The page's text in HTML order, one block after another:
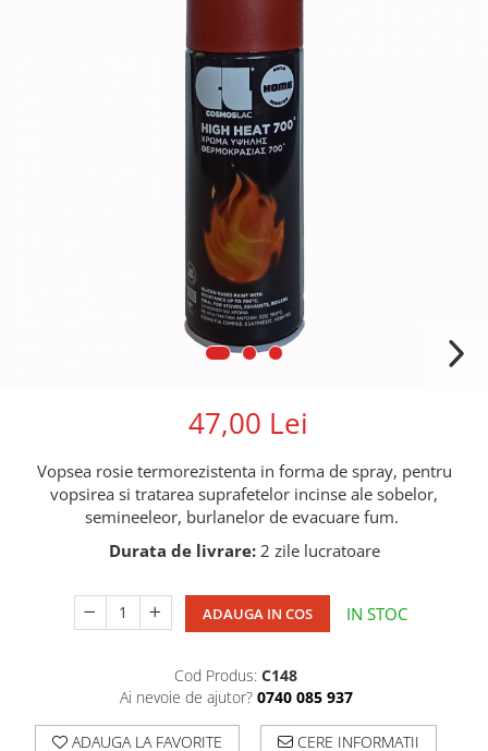
47,00 Lei
Vopsea rosie termorezistenta in forma de spray, pentru
vopsirea si tratarea suprafetelor incinse ale sobelor,
semineeleor, burlanelor de evacuare fum.
Durata de livrare:2 zile lucratoare
ADAUGA IN COS IN STOC
Cod Produs: C148
Ai nevoie de ajutor? 0740 085 937
ADAUGA LA FAVORITE CERE INFORMATII